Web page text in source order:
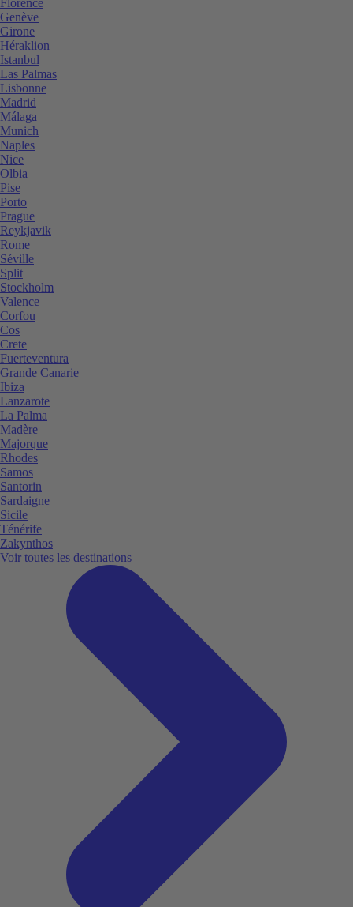
Genève
Girone
Héraklion
Istanbul
Las Palmas
Lisbonne
Madrid
Málaga
Munich
Naples
Nice
Olbia
Pise
Porto
Prague
Reykjavik
Rome
Séville
Split
Stockholm
Valence
Corfou
Cos
Crete
Fuerteventura
Grande Canarie
Ibiza
Lanzarote
La Palma
Madère
Majorque
Rhodes
Samos
Santorin
Sardaigne
Sicile
Ténérife
Zakynthos
Voir toutes les destinations